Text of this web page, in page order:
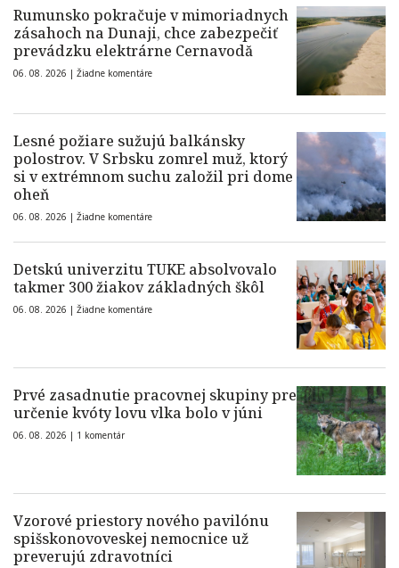
Rumunsko pokračuje v mimoriadnych
zásahoch na Dunaji, chce zabezpečiť
prevádzku elektrárne Cernavodă
06. 08. 2026 | Žiadne komentáre
Lesné požiare sužujú balkánsky
polostrov. V Srbsku zomrel muž, ktorý
si v extrémnom suchu založil pri dome
oheň
06. 08. 2026 | Žiadne komentáre
Detskú univerzitu TUKE absolvovalo
takmer 300 žiakov základných škôl
06. 08. 2026 | Žiadne komentáre
Prvé zasadnutie pracovnej skupiny pre
určenie kvóty lovu vlka bolo v júni
06. 08. 2026 | 1 komentár
Vzorové priestory nového pavilónu
spišskonovoveskej nemocnice už
preverujú zdravotníci